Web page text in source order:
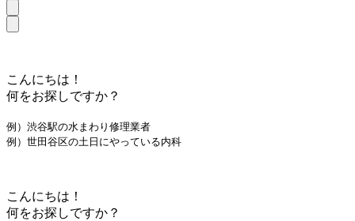
こんにちは！
何をお探しですか？
例）渋谷駅の水まわり修理業者
例）世田谷区の土日にやっている内科
こんにちは！
何をお探しですか？